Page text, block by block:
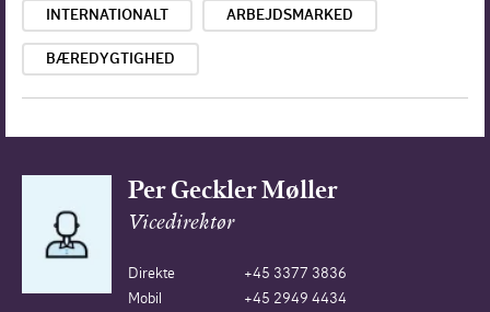
INTERNATIONALT ARBEJDSMARKED
BÆREDYGTIGHED
Per Geckler Møller
Vicedirektør
Direkte
+45 3377 3836
Mobil
+45 2949 4434